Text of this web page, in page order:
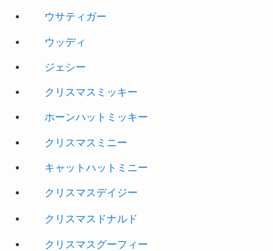
ウサティガー
ウッディ
ジェシー
クリスマスミッキー
ホーンハットミッキー
クリスマスミニー
キャットハットミニー
クリスマスデイジー
クリスマスドナルド
クリスマスグーフィー